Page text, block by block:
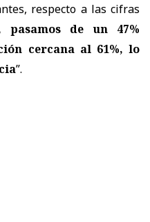
respecto a las cifras
pasamos de un 47%
cercana al 61%, lo
”.